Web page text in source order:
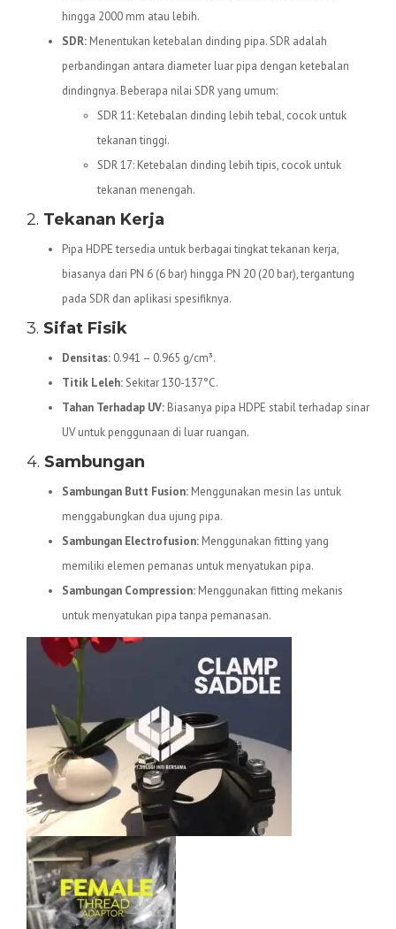
hingga 2000 mm atau lebih.
SDR: Menentukan ketebalan dinding pipa. SDR adalah
perbandingan antara diameter luar pipa dengan ketebalan
dindingnya. Beberapa nilai SDR yang umum:
SDR 11: Ketebalan dinding lebih tebal, cocok untuk
tekanan tinggi.
SDR 17: Ketebalan dinding lebih tipis, cocok untuk
tekanan menengah.
2. Tekanan Kerja
Pipa HDPE tersedia untuk berbagai tingkat tekanan kerja,
biasanya dari PN 6 (6 bar) hingga PN 20 (20 bar), tergantung
pada SDR dan aplikasi spesifiknya.
3. Sifat Fisik
Densitas: 0.941 – 0.965 g/cm³.
Titik Leleh:Sekitar 130-137°C.
Tahan Terhadap UV: Biasanya pipa HDPE stabil terhadap sinar
UV untuk penggunaan di luar ruangan.
4. Sambungan
Sambungan Butt Fusion: Menggunakan mesin las untuk
menggabungkan dua ujung pipa.
Sambungan Electrofusion: Menggunakan fitting yang
memiliki elemen pemanas untuk menyatukan pipa.
Sambungan Compression: Menggunakan fitting mekanis
untuk menyatukan pipa tanpa pemanasan.